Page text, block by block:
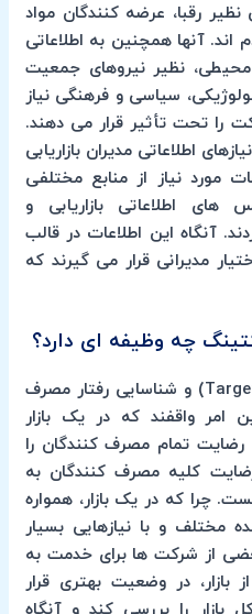
نظیر رقبا، عرضه کنندگان مواد
آنها همچنین به اطلاعاتی
نظیر نیروهای جمعیت
سیاسی و فرهنگی نیاز
را تحت تأثیر قرار می دهند.
اطلاعاتی مدیران بازاریابی
مورد نیاز از منابع مختلفی
اطلاعاتی بازاریابی و
آنگاه این اطلاعات در قالب
مدیرانی قرار می گیرند که
چه وظیفه ای دارد؟
انتخاب بازار هدف (Targeting) و شناسایی رفتار مصرف
امر واقفند که در یک بازار
رضایت تمام مصرف کنندگان را
کلیه مصرف کنندگان به
چرا که در یک بازار، همواره
مختلف و با نیازهایی بسیار
از شرکت ها برای خدمت به
در وضعیت بهتری قرار